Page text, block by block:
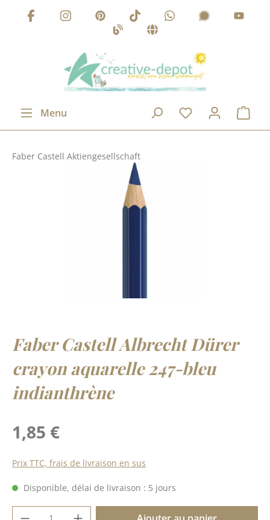
Passer au contenu principal
Menu
Faber Castell Aktiengesellschaft
Faber Castell Albrecht Dürer
crayon aquarelle 247-bleu
indianthrène
Prix régulier :
1,85 €
Prix TTC, frais de livraison en sus
Disponible, délai de livraison : 5 jours
Quantité de produit : Entrez la quantité